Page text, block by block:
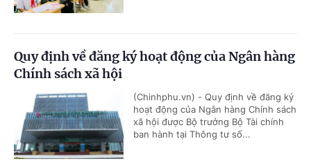
Quy định về đăng ký hoạt động của Ngân hàng
Chính sách xã hội
(Chinhphu.vn) - Quy định về đăng ký
hoạt động của Ngân hàng Chính sách
xã hội được Bộ trưởng Bộ Tài chính
ban hành tại Thông tư số...